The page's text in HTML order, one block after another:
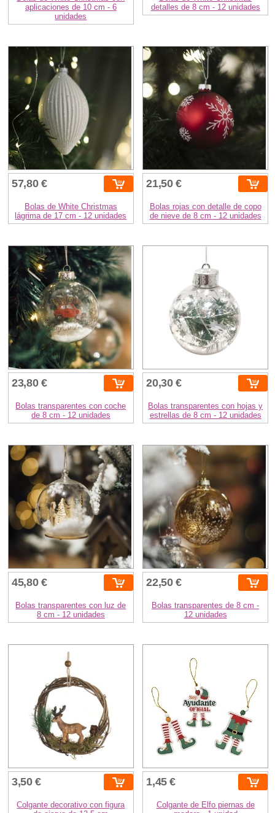
aplicaciones de 10 cm - 6
unidades
detalles de 8 cm - 12 unidades
57,80 €
Bolas de White Christmas
lágrima de 17 cm - 12 unidades
21,50 €
Bolas rojas con detalle de copo
de nieve de 8 cm - 12 unidades
23,80 €
Bolas transparentes con coche
de 8 cm - 12 unidades
20,30 €
Bolas transparentes con hojas y
estrellas de 8 cm - 12 unidades
45,80 €
Bolas transparentes con luz de
8 cm - 12 unidades
22,50 €
Bolas transparentes de 8 cm -
12 unidades
3,50 €
Colgante decorativo con figura
1,45 €
Colgante de Elfo piernas de